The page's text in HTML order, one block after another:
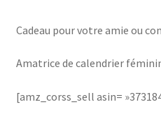
Cadeau pour votre amie ou
Amatrice de calendrier
[amz_corss_sell asin=